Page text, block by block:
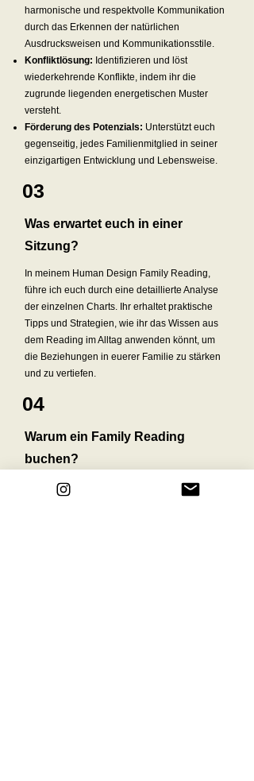
harmonische und respektvolle Kommunikation
durch das Erkennen der natürlichen
Ausdrucksweisen und Kommunikationsstile.
Konfliktlösung: Identifizieren und löst
wiederkehrende Konflikte, indem ihr die
zugrunde liegenden energetischen Muster
versteht.
Förderung des Potenzials: Unterstützt euch
gegenseitig, jedes Familienmitglied in seiner
einzigartigen Entwicklung und Lebensweise.
03
Was erwartet euch in einer
Sitzung?
In meinem Human Design Family Reading,
führe ich euch durch eine detaillierte Analyse
der einzelnen Charts. Ihr erhaltet praktische
Tipps und Strategien, wie ihr das Wissen aus
dem Reading im Alltag anwenden könnt, um
die Beziehungen in euerer Familie zu stärken
und zu vertiefen.
04
Warum ein Family Reading
buchen?
Jede Familie ist einzigartig, und ein Human